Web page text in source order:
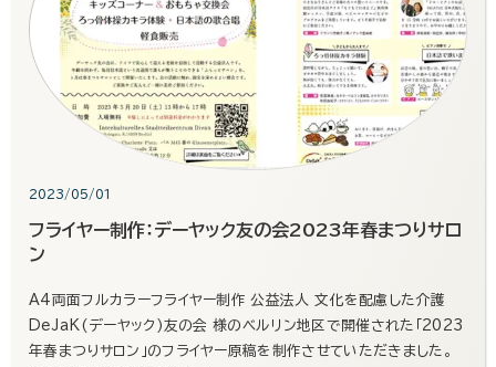
2023/05/01
フライヤー制作：デーヤック友の会2023年春まつりサロ
ン
A4両面フルカラーフライヤー制作 公益法人 文化を配慮した介護
DeJaK(デーヤック)友の会 様のベルリン地区で開催された「2023
年春まつりサロン」のフライヤー原稿を制作させていただきました。